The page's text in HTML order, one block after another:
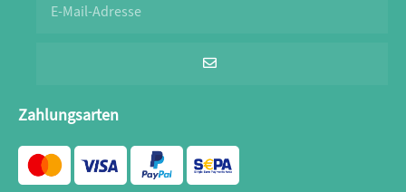
Zahlungsarten